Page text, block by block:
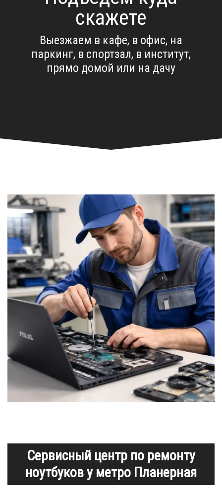
скажете
Выезжаем в кафе, в офис, на
паркинг, в спортзал, в институт,
прямо домой или на дачу
Сервисный центр по ремонту
ноутбуков у метро Планерная